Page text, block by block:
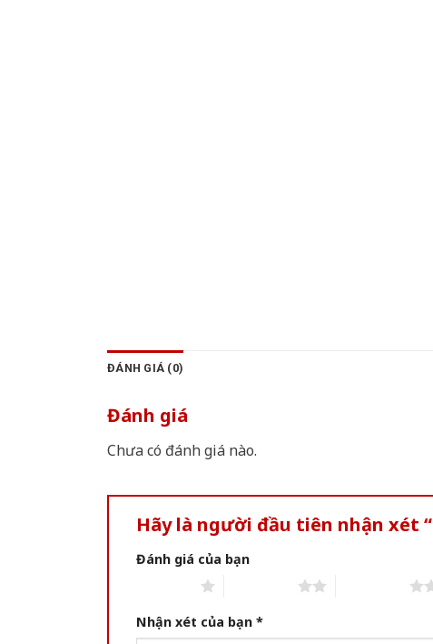
ĐÁNH GIÁ (0)
Đánh giá
Chưa có đánh giá nào.
Hãy là người đầu tiên nhận xét
Đánh giá của bạn
Nhận xét của bạn *